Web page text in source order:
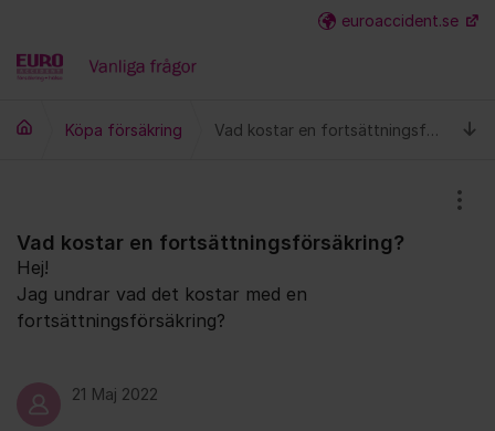
euroaccident.se
Köpa försäkring Vad kostar en fortsättningsförsäkring?
Vad kostar en fortsättningsförsäkring?
Hej!
Jag undrar vad det kostar med en
fortsättningsförsäkring?
21 Maj 2022